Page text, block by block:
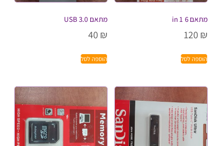
מתאם 6 in 1
120 ₪
הוספה לסל
מתאם USB 3.0
40 ₪
הוספה לסל